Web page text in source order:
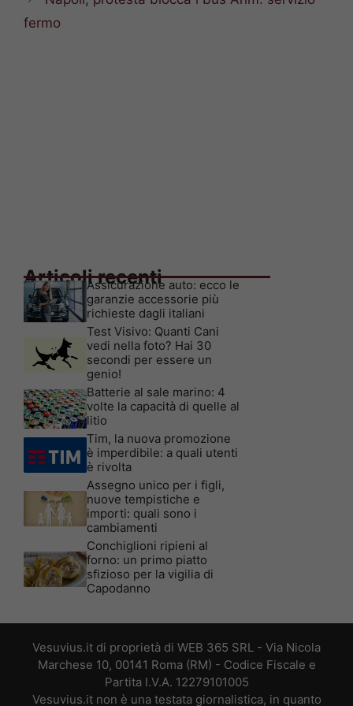
fermo
Articoli recenti
Assicurazione auto: ecco le
garanzie accessorie più
richieste dagli italiani
Test Visivo: Quanti Cani
vedi nella foto? Hai 30
secondi per essere un
genio!
Batterie al sale marino: 4
volte la capacità di quelle al
litio
Tim, la nuova promozione
è imperdibile: a quali utenti
è rivolta
Assegno unico per i figli,
nuove tempistiche e
importi: quali sono i
cambiamenti
Conchiglioni ripieni al
forno: un primo piatto
sfizioso per la vigilia di
Capodanno
Vesuvius.it di proprietà di WEB 365 SRL - Via Nicola
Marchese 10, 00141 Roma (RM) - Codice Fiscale e
Partita I.V.A. 12279101005
Vesuvius.it non è una testata giornalistica, in quanto